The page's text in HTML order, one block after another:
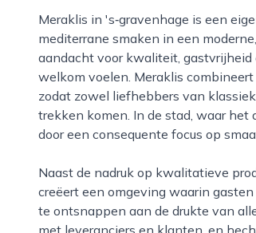
Meraklis in 's‑gravenhage is een eigentijds bedrijf dat zich richt op het bieden van authentieke
mediterrane smaken in een
aandacht voor kwaliteit,
welkom voelen. Meraklis
zodat zowel liefhebbers van
trekken komen. In de stad, waar het
door een consequente focus op
Naast de nadruk op kwalitatieve producten speelt beleving een centrale rol bij meraklis. Het bedrijf
creëert een omgeving waarin
te ontsnappen aan de drukte van
met leveranciers en klanten, en